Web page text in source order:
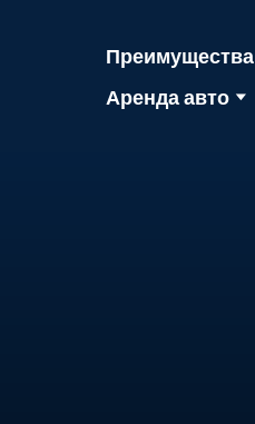
Преимущества
Аренда авто